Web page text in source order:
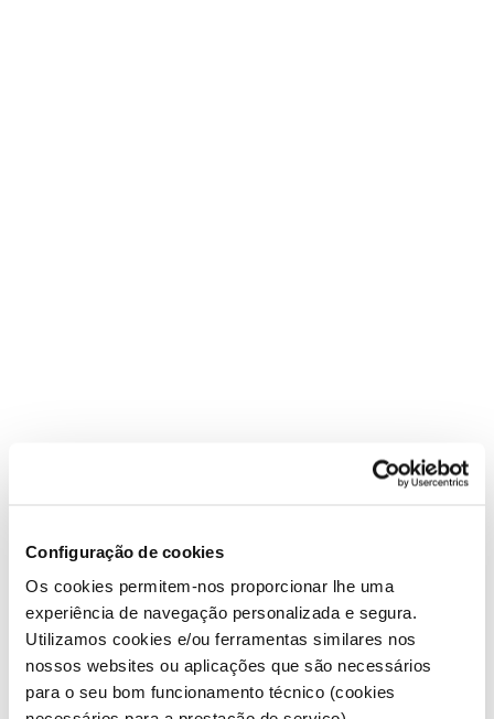
Configuração de cookies
Os cookies permitem-nos proporcionar lhe uma
experiência de navegação personalizada e segura.
Utilizamos cookies e/ou ferramentas similares nos
nossos websites ou aplicações que são necessários
para o seu bom funcionamento técnico (cookies